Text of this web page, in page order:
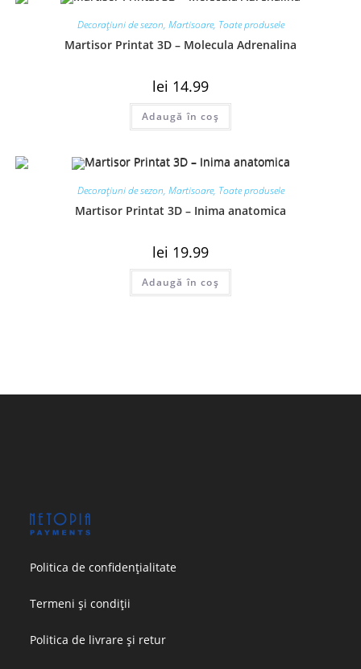
Decorațiuni de sezon, Martisoare, Toate produsele
Martisor Printat 3D – Molecula Adrenalina
lei 14.99
Adaugă în coș
Decorațiuni de sezon, Martisoare, Toate produsele
Martisor Printat 3D – Inima anatomica
lei 19.99
Adaugă în coș
Politica de confidențialitate
Termeni și condiții
Politica de livrare și retur